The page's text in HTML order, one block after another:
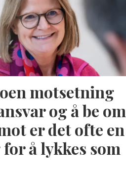
motsetning
og å be om
er det ofte en
å lykkes som